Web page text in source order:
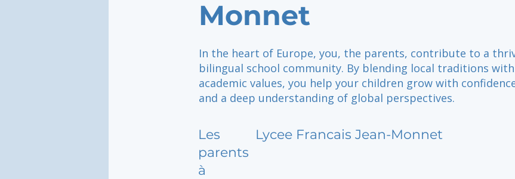
Monnet
In the heart of Europe, you, the parents, contribute to a
bilingual school community. By blending local traditions
academic values, you help your children grow with
and a deep understanding of global perspectives.
Les
parents
à
Lycee Francais Jean-Monnet